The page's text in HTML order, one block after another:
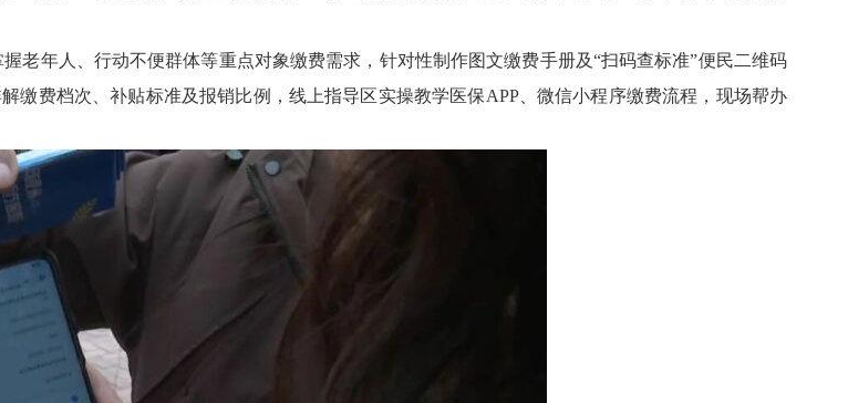
老年人、行动不便群体等重点对象缴费需求，针对性制作图文缴费手册及“扫码查标准”便民二维码
缴费档次、补贴标准及报销比例，线上指导区实操教学医保APP、微信小程序缴费流程，现场帮办